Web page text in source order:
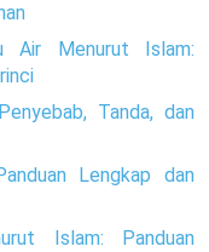
Air Menurut Islam:
Tanda, dan
Lengkap dan
Islam: Panduan